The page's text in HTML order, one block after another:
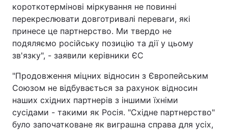
Архів Вакансії
Контакти
Послуги
короткотермінові міркування не повинні
перекреслювати довготривалі переваги, які
принесе це партнерство. Ми твердо не
подяляємо російську позицію та дії у цьому
зв'язку", - заявили керівники ЄС
"Продовження міцних відносин з Європейським
Союзом не відбувається за рахунок відносин
наших східних партнерів з іншими їхніми
сусідами - такими як Росія. "Східне партнерство"
було започатковане як виграшна справа для усіх,